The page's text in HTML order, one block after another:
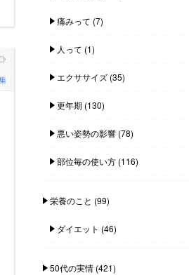
痛みって (7)
人って (1)
エクササイズ(35)
更年期 (130)
悪い姿勢の影響(78)
部位毎の使い方(116)
栄養のこと (99)
ダイエット (46)
50代の実情(421)